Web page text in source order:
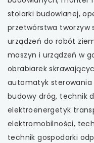
stolarki budowlanej,
przetwórstwa tworzyw
urządzeń do robót
maszyn i urządzeń w
obrabiarek
automatyk
budowy dróg, technik
elektroenergetyk
elektromobilności,
technik gospodarki